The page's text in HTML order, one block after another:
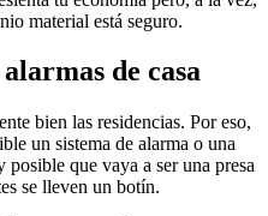
material está seguro.
de casa
bien las residencias. Por eso,
un sistema de alarma o una
posible que vaya a ser una presa
se lleven un botín.